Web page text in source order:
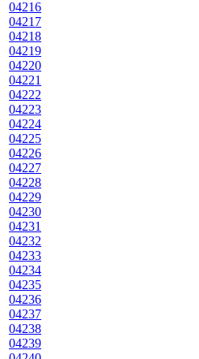
04216
04217
04218
04219
04220
04221
04222
04223
04224
04225
04226
04227
04228
04229
04230
04231
04232
04233
04234
04235
04236
04237
04238
04239